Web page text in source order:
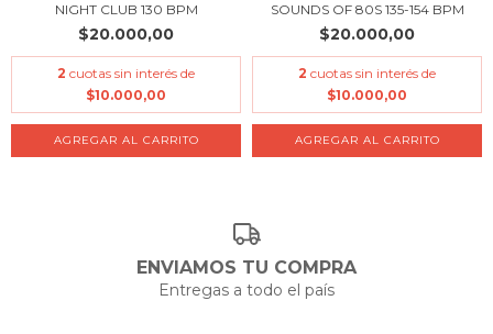
NIGHT CLUB 130 BPM
$20.000,00
2 cuotas sin interés de
$10.000,00
SOUNDS OF 80S 135-154 BPM
$20.000,00
2 cuotas sin interés de
$10.000,00
ENVIAMOS TU COMPRA
Entregas a todo el país